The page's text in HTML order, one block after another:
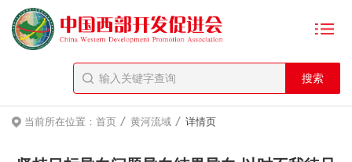
当前所在位置： 首页 / 黄河流域 / 详情页